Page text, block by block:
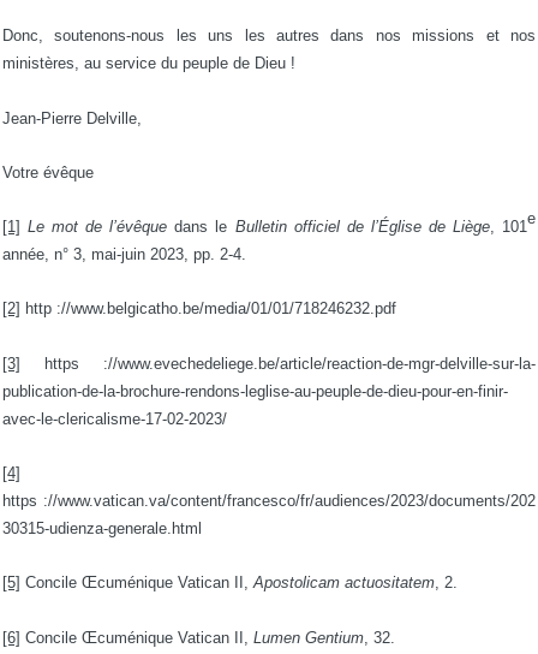
Donc, soutenons-nous les uns les autres dans nos missions et nos
ministères, au service du peuple de Dieu !
Jean-Pierre Delville,
Votre évêque
[1] Le mot de l’évêque dans le Bulletin officiel de l’Église de Liège, 101e
année, n° 3, mai-juin 2023, pp. 2-4.
[2] http ://www.belgicatho.be/media/01/01/718246232.pdf
[3]
https ://www.evechedeliege.be/article/reaction-de-mgr-delville-sur-la-
publication-de-la-brochure-rendons-leglise-au-peuple-de-dieu-pour-en-finir-
avec-le-clericalisme-17-02-2023/
[4]
https ://www.vatican.va/content/francesco/fr/audiences/2023/documents/202
30315-udienza-generale.html
[5] Concile Œcuménique Vatican II,Apostolicam actuositatem, 2.
[6] Concile Œcuménique Vatican II, Lumen Gentium , 32.